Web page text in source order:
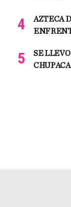
AZTECA
SE